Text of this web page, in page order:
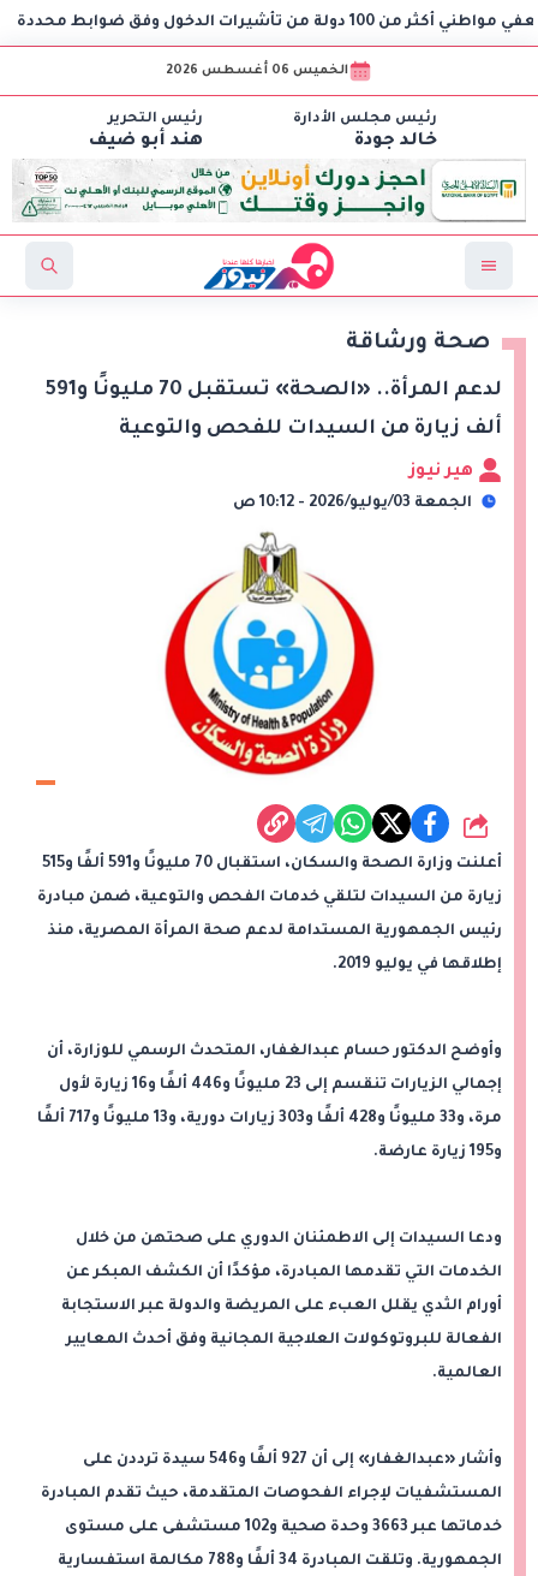
الدخول وفق ضوابط محددة
الخميس 06 أغسطس 2026
رئيس مجلس الأدارة
خالد جودة
رئيس التحرير
هند أبو ضيف
صحة ورشاقة
لدعم المرأة.. «الصحة» تستقبل 70 مليونًا و591
ألف زيارة من السيدات للفحص والتوعية
هير نيوز
الجمعة 03/يوليو/2026 - 10:12 ص
شارك
أعلنت وزارة الصحة والسكان، استقبال 70 مليونًا و591 ألفًا و515
زيارة من السيدات لتلقي خدمات الفحص والتوعية، ضمن مبادرة
رئيس الجمهورية المستدامة لدعم صحة المرأة المصرية، منذ
إطلاقها في يوليو 2019.
وأوضح الدكتور حسام عبدالغفار، المتحدث الرسمي للوزارة، أن
إجمالي الزيارات تنقسم إلى 23 مليونًا و446 ألفًا و16 زيارة لأول
مرة، و33 مليونًا و428 ألفًا و303 زيارات دورية، و13 مليونًا و717 ألفًا
و195 زيارة عارضة.
ودعا السيدات إلى الاطمئنان الدوري على صحتهن من خلال
الخدمات التي تقدمها المبادرة، مؤكدًا أن الكشف المبكر عن
أورام الثدي يقلل العبء على المريضة والدولة عبر الاستجابة
الفعالة للبروتوكولات العلاجية المجانية وفق أحدث المعايير
العالمية.
وأشار «عبدالغفار» إلى أن 927 ألفًا و546 سيدة ترددن على
المستشفيات لإجراء الفحوصات المتقدمة، حيث تقدم المبادرة
خدماتها عبر 3663 وحدة صحية و102 مستشفى على مستوى
الجمهورية. وتلقت المبادرة 34 ألفًا و788 مكالمة استفسارية